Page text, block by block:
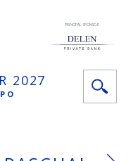
2027
PRINCIPAL SPONSOR